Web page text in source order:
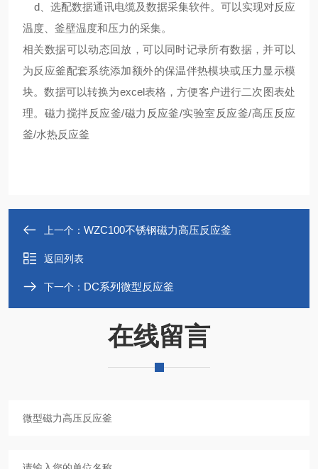
d、选配数据通讯电缆及数据采集软件。可以实现对反应
温度、釜壁温度和压力的采集。
相关数据可以动态回放，可以同时记录所有数据，并可以
为反应釜配套系统添加额外的保温伴热模块或压力显示模
块。数据可以转换为excel表格，方便客户进行二次图表处
理。磁力搅拌反应釜/磁力反应釜/实验室反应釜/高压反应
釜/水热反应釜
上一个： WZC100不锈钢磁力高压反应釜
返回列表
下一个： DC系列微型反应釜
在线留言